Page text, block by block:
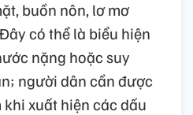
buồn nôn, lơ mơ
có thể là biểu hiện
nặng hoặc suy
người dân cần được
xuất hiện các dấu